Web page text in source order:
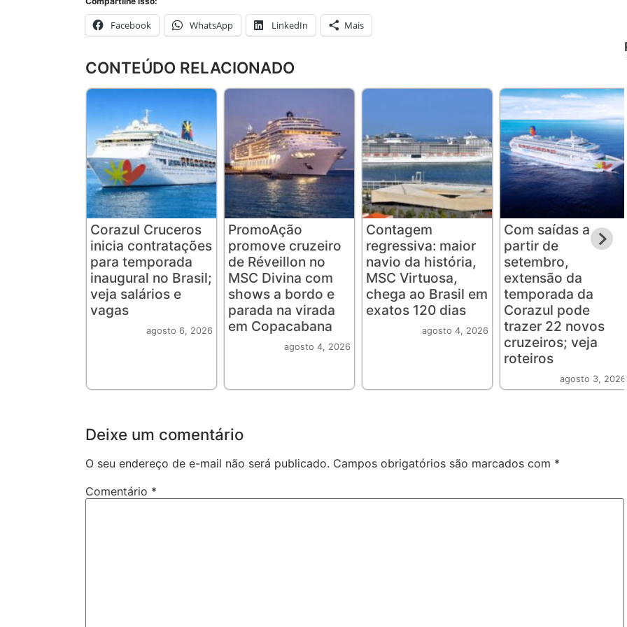
Facebook WhatsApp LinkedIn Mais
CONTEÚDO RELACIONADO
Corazul Cruceros
inicia contratações
para temporada
inaugural no Brasil;
veja salários e
vagas
agosto 6, 2026
PromoAção
promove cruzeiro
de Réveillon no
MSC Divina com
shows a bordo e
parada na virada
em Copacabana
agosto 4, 2026
Contagem
regressiva: maior
navio da história,
MSC Virtuosa,
chega ao Brasil em
exatos 120 dias
agosto 4, 2026
Com saídas a
partir de
setembro,
extensão da
temporada da
Corazul pode
trazer 22 novos
cruzeiros; veja
roteiros
agosto 3, 2026
Deixe um comentário
O seu endereço de e-mail não será publicado. Campos obrigatórios são marcados com *
Comentário *